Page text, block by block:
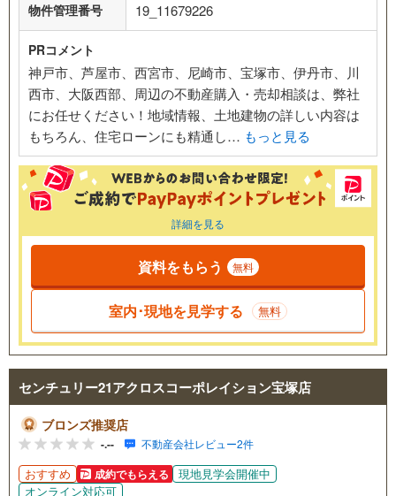
物件管理番号 19_11679226
PRコメント
神戸市、芦屋市、西宮市、尼崎市、宝塚市、伊丹市、川
西市、大阪西部、周辺の不動産購入・売却相談は、弊社
にお任せください！地域情報、土地建物の詳しい内容は
もちろん、住宅ローンにも精通し… もっと見る
詳細を見る
資料をもらう 無料
室内･現地を見学する 無料
センチュリー21アクロスコーポレイション宝塚店
ブロンズ推奨店
-.-- 不動産会社レビュー2件
おすすめ 成約でもらえる
現地見学会開催中
オンライン対応可